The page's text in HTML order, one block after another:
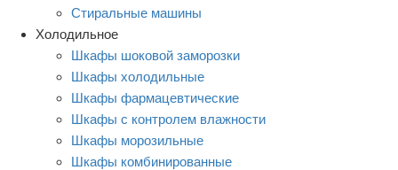
Стиральные машины
Холодильное
Шкафы шоковой заморозки
Шкафы холодильные
Шкафы фармацевтические
Шкафы с контролем влажности
Шкафы морозильные
Шкафы комбинированные